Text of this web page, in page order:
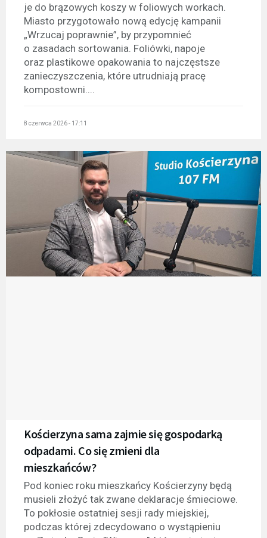
je do brązowych koszy w foliowych workach.
Miasto przygotowało nową edycję kampanii
„Wrzucaj poprawnie”, by przypomnieć
o zasadach sortowania. Foliówki, napoje
oraz plastikowe opakowania to najczęstsze
zanieczyszczenia, które utrudniają pracę
kompostowni....
8 czerwca 2026 - 17:11
Kościerzyna sama zajmie się gospodarką
odpadami. Co się zmieni dla
mieszkańców?
Pod koniec roku mieszkańcy Kościerzyny będą
musieli złożyć tak zwane deklaracje śmieciowe.
To pokłosie ostatniej sesji rady miejskiej,
podczas której zdecydowano o wystąpieniu